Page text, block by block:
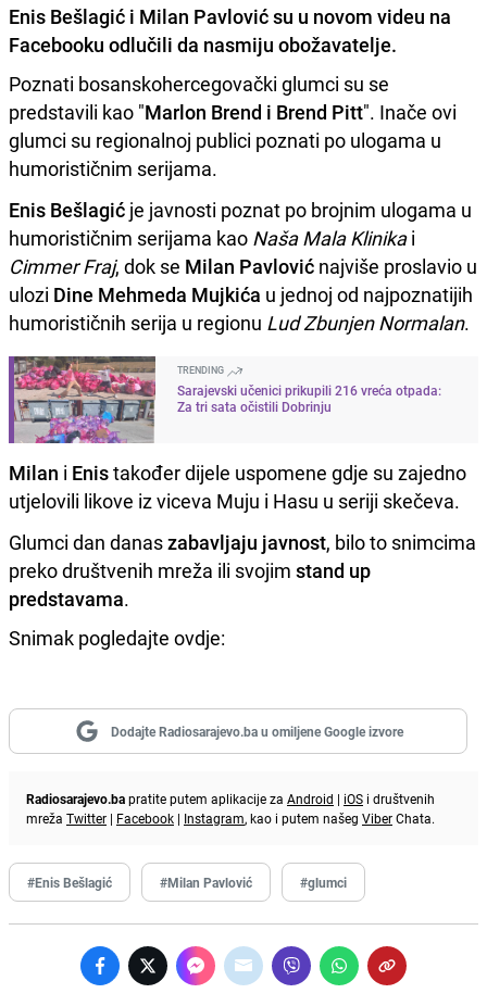
Enis Bešlagić i Milan Pavlović su u novom videu na
Facebooku odlučili da nasmiju obožavatelje.
Poznati bosanskohercegovački glumci su se
predstavili kao "Marlon Brend i Brend Pitt". Inače ovi
glumci su regionalnoj publici poznati po ulogama u
humorističnim serijama.
Enis Bešlagić je javnosti poznat po brojnim ulogama u
humorističnim serijama kao Naša Mala Klinikai
Cimmer Fraj, dok se Milan Pavlović najviše proslavio u
ulozi Dine Mehmeda Mujkića u jednoj od najpoznatijih
humorističnih serija u regionu Lud Zbunjen Normalan.
TRENDING
Sarajevski učenici prikupili 216 vreća otpada:
Za tri sata očistili Dobrinju
Milan i Enistakođer dijele uspomene gdje su zajedno
utjelovili likove iz viceva Muju i Hasu u seriji skečeva.
Glumci dan danaszabavljaju javnost, bilo to snimcima
preko društvenih mreža ili svojim stand up
predstavama.
Snimak pogledajte ovdje:
Dodajte Radiosarajevo.ba u omiljene Google izvore
Radiosarajevo.bapratite putem aplikacije za Android | iOS i društvenih
mreža Twitter | Facebook | Instagram, kao i putem našeg ViberChata.
#Enis Bešlagić #Milan Pavlović #glumci